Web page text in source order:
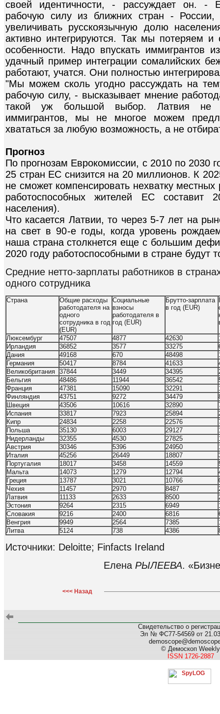
своей идентичности, - рассуждает он. -
рабочую силу из ближних стран -
увеличивать русскоязычную долю
активно интегрируются. Так мы потеряем
особенности. Надо впускать иммигрантов
удачный пример интеграции сомалийских
работают, учатся. Они полностью
"Мы можем сколь угодно рассуждать на
рабочую силу, - высказывает мнение
такой уж большой выбор. Латвия не
иммигрантов, мы не многое можем
хвататься за любую возможность, а не
Прогноз
По прогнозам Еврокомиссии, с 2010 по 2030
25 стран ЕС снизится на 20 миллионов. К
не сможет компенсировать нехватку
работоспособных жителей ЕС составит
населения).
Что касается Латвии, то через 5-7 лет на
на свет в 90-е годы, когда уровень
наша страна столкнется еще с большим
2020 году работоспособными в стране будут
Средние нетто-зарплаты работников в
одного сотрудника
Страна
Общие расходы
работодателя на
одного
сотрудника в год
(EUR)
Социальные
взносы
работодателя в
год (EUR)
Брутто-зарплата
в год (EUR)
Люксембург 47507 4877 42630
Ирландия
36852 3577 33275
Дания
49168 670 48498
Германия
50417 8784 41633
Великобритания 37844 3449 34395
Бельгия
48486 11944 36542
Франция
47381 15090 32291
Финляндия
43751 9272 34479
Швеция
43506 10616 32890
Испания
33817 7923 25894
Кипр
24834 2258 22576
Польша
35130 6003 29127
Нидерланды
32355 4530 27825
Австрия
30346 5396 24950
Италия
45256 26449 18807
Португалия
18017 3458 14559
Мальта
14073 1279 12794
Греция
13787 3021 10766
Чехия
11457 2970 8487
Латвия
11133 2633 8500
Эстония
9264 2315 6949
Словакия
9216 2400 6816
Венгрия
9949 2564 7385
Литва
5124 738 4386
Источники: Deloitte; Finfacts Ireland
Елена РЫЛЕЕВА.
<<< Назад
Свидетельство о
Эл № ФС77-54569 от
© Демоскоп Weekly
ISSN 1726-2887